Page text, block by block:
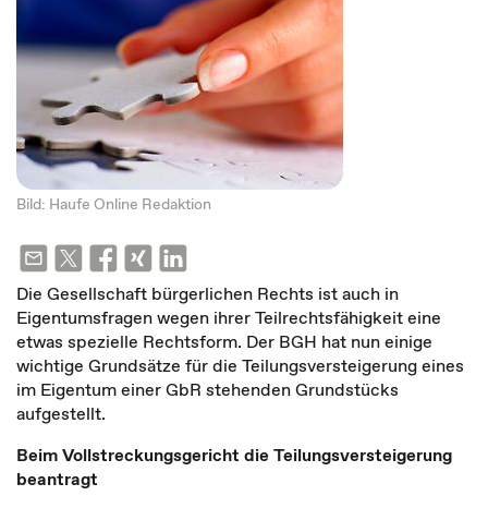
Bild: Haufe Online Redaktion
Die Gesellschaft bürgerlichen Rechts ist auch in
Eigentumsfragen wegen ihrer Teilrechtsfähigkeit eine
etwas spezielle Rechtsform. Der BGH hat nun einige
wichtige Grundsätze für die Teilungsversteigerung eines
im Eigentum einer GbR stehenden Grundstücks
aufgestellt.
Beim Vollstreckungsgericht die Teilungsversteigerung
beantragt